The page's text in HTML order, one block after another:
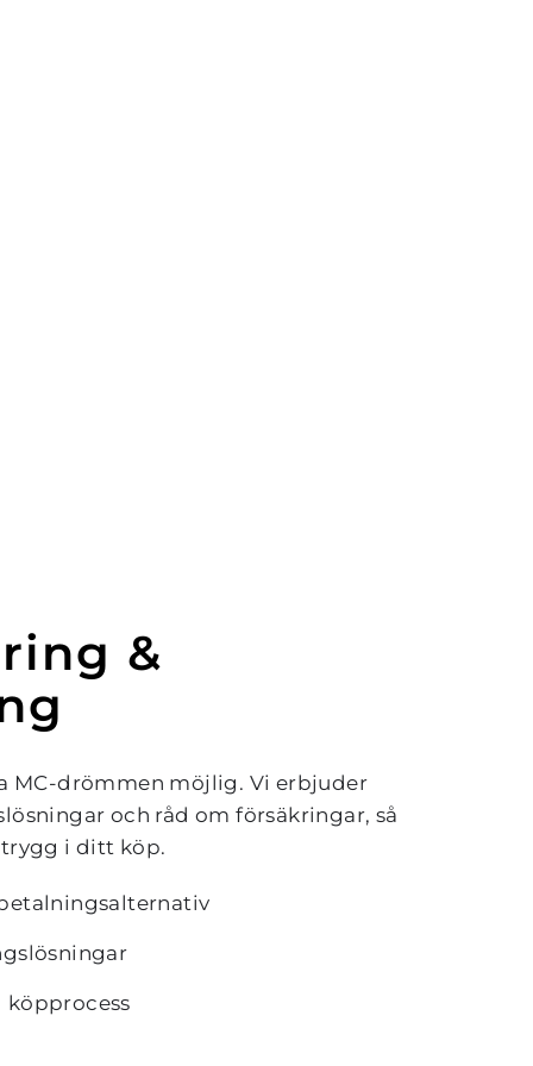
&
MC-drömmen möjlig. Vi erbjuder
och råd om försäkringar, så
i ditt köp.
köpprocess